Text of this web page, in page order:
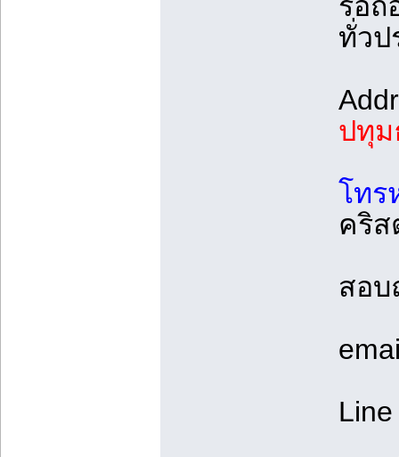
รื้อถ
ทั่วป
ปทุม
โทร
คริ
สอ